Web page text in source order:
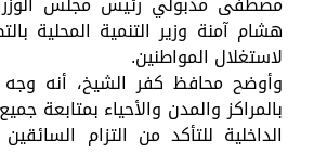
هشام آمنة وزير التنمية المحلية
لاستغلال المواطنين.
وأوضح محافظ كفر الشيخ، أنه وجه
بالمراكز والمدن والأحياء بمتابعة
الداخلية للتأكد من التزام